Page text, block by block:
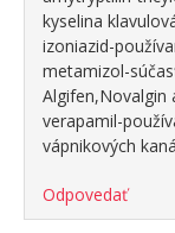
kyselina
izoniazid-
metamizol-
Algifen,Novalgin
verapamil-
vápnikových
Odpovedať